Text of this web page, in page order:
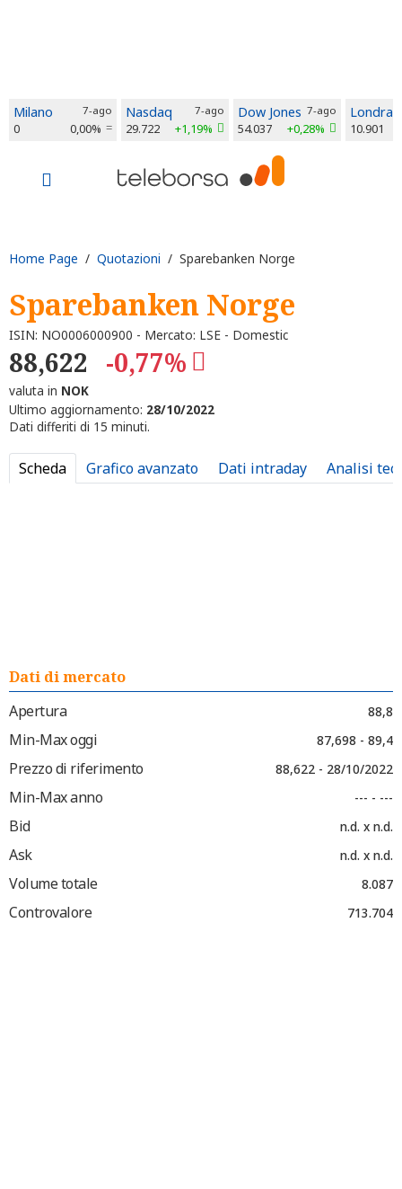
Milano 7-ago
0 0,00%
Nasdaq 7-ago
29.722 +1,19%
Dow Jones 7-ago
54.037 +0,28%
Londra
10.901
Home Page / Quotazioni / Sparebanken Norge
Sparebanken Norge
ISIN: NO0006000900 - Mercato: LSE - Domestic
88,622 -0,77%
valuta in NOK
Ultimo aggiornamento: 28/10/2022
Dati differiti di 15 minuti.
Scheda Grafico avanzato Dati intraday Analisi
Dati di mercato
Apertura
88,8
Min-Max oggi 87,698 - 89,4
Prezzo di riferimento 88,622 - 28/10/2022
Min-Max anno --- - ---
Bid n.d. x n.d.
Ask n.d. x n.d.
Volume totale 8.087
Controvalore 713.704